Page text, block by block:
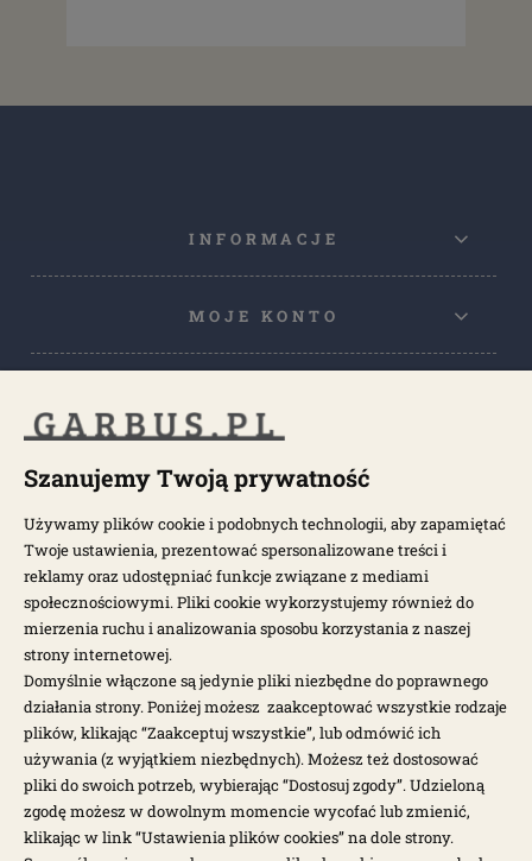
INFORMACJE
MOJE KONTO
POPULARNE MODELE
NEWSLETTER
Otrzymuj najnowsze wiadomości i oferty bezpośrednio na swoją
pocztę.
ZAPISZ SIĘ >
Szanujemy Twoją prywatność
Używamy plików cookie i podobnych technologii, aby zapamiętać
Twoje ustawienia, prezentować spersonalizowane treści i
reklamy oraz udostępniać funkcje związane z mediami
społecznościowymi. Pliki cookie wykorzystujemy również do
mierzenia ruchu i analizowania sposobu korzystania z naszej
strony internetowej.
Domyślnie włączone są jedynie pliki niezbędne do poprawnego
działania strony. Poniżej możesz zaakceptować wszystkie rodzaje
plików, klikając “Zaakceptuj wszystkie”, lub odmówić ich
używania (z wyjątkiem niezbędnych). Możesz też dostosować
pliki do swoich potrzeb, wybierając “Dostosuj zgody”. Udzieloną
zgodę możesz w dowolnym momencie wycofać lub zmienić,
klikając w link “Ustawienia plików cookies” na dole strony.